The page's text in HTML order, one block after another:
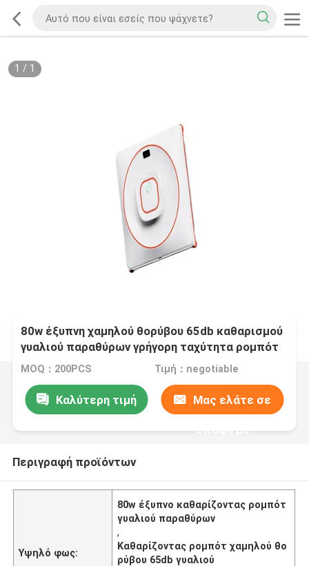
1 / 1
80w έξυπνη χαμηλού θορύβου 65db καθαρισμού
γυαλιού παραθύρων γρήγορη ταχύτητα ρομπότ
MOQ：200PCS Τιμή：negotiable
Καλύτερη τιμή Μας ελάτε σε
επαφή με
Περιγραφή προϊόντων
Υψηλό φως:
80w έξυπνο καθαρίζοντας ρομπότ
γυαλιού παραθύρων
,
Καθαρίζοντας ρομπότ χαμηλού θο
ρύβου 65db γυαλιού